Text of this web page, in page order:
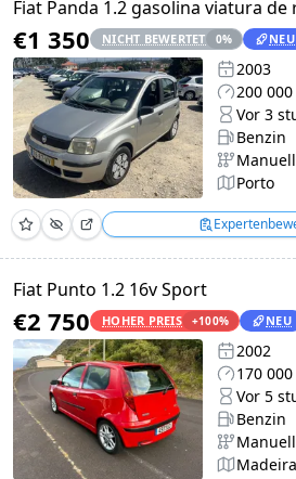
Fiat Panda 1.2 gasolina viatura de
€1 350 NICHT BEWERTET 0% NEU
2003
200
Vor 3
Benzin
Manuell
Porto
Fiat Punto 1.2 16v Sport
€2 750 HOHER PREIS +100% NEU
2002
170
Vor 5
Benzin
Manuell
Madeira